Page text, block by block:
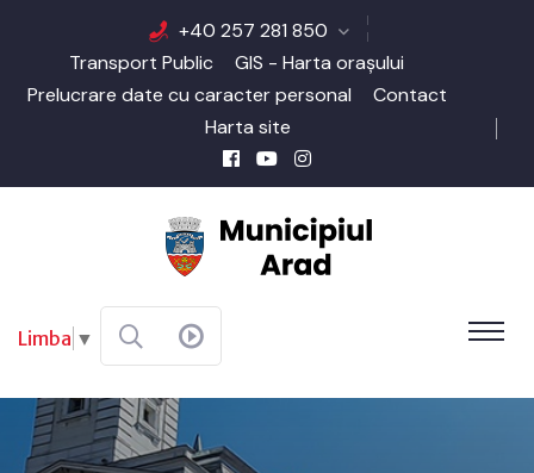
+40 257 281 850
Transport Public
GIS - Harta orașului
Prelucrare date cu caracter personal
Contact
Harta site
Limba ▼